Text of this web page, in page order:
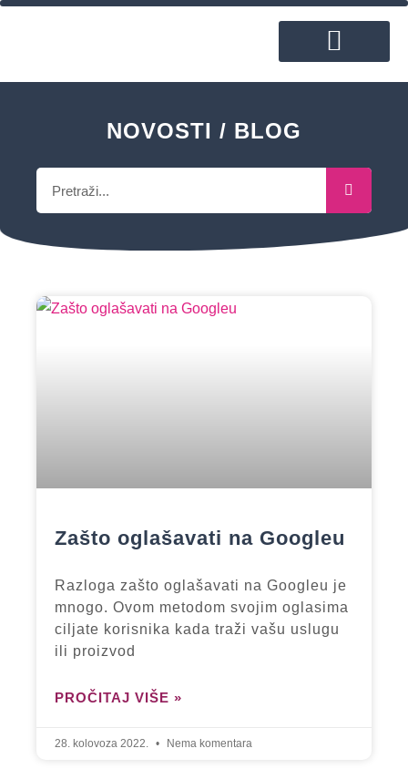
NOVOSTI / BLOG
Zašto oglašavati na Googleu
Razloga zašto oglašavati na Googleu je
mnogo. Ovom metodom svojim oglasima
ciljate korisnika kada traži vašu uslugu
ili proizvod
PROČITAJ VIŠE »
28. kolovoza 2022. Nema komentara